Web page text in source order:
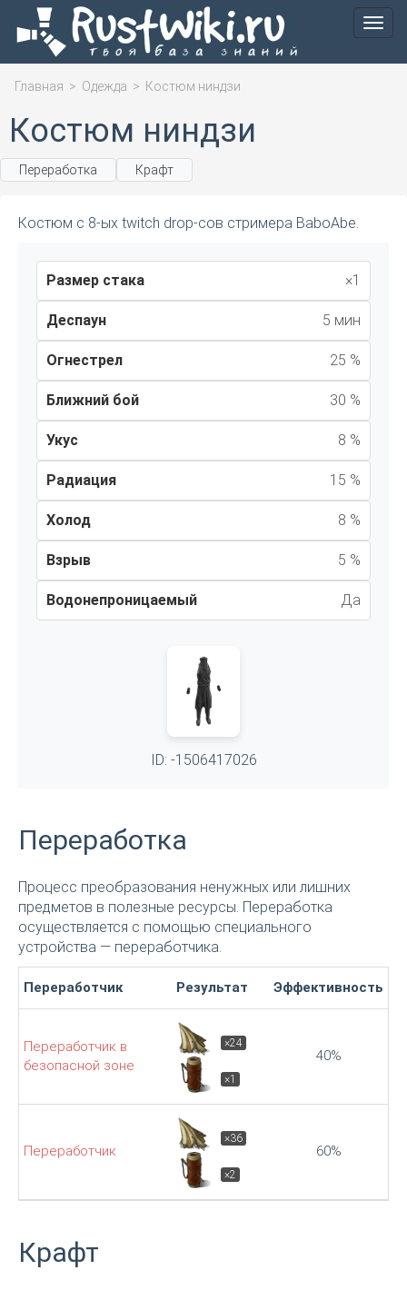
Меню
Главная > Одежда > Костюм ниндзи
Костюм ниндзи
Переработка Крафт
Костюм с 8-ых twitch drop-сов стримера BaboAbe.
Размер стака ×1
Деспаун 5 мин
Огнестрел 25 %
Ближний бой 30 %
Укус 8 %
Радиация 15 %
Холод 8 %
Взрыв 5 %
Водонепроницаемый Да
ID: -1506417026
Переработка
Процесс преобразования ненужных или лишних
предметов в полезные ресурсы. Переработка
осуществляется с помощью специального
устройства — переработчика.
Переработчик Результат Эффективность
Переработчик в
безопасной зоне
×24
×1
40%
Переработчик
×36
×2
60%
Крафт